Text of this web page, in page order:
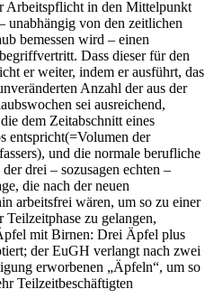
Arbeitspflicht in den Mittelpunkt
unabhängig von den zeitlichen
bemessen wird – einen
vertritt. Dass dieser für den
er weiter, indem er ausführt, das
Anzahl der aus der
sei ausreichend,
dem Zeitabschnitt eines
entspricht(=Volumen der
, und die normale berufliche
drei – sozusagen echten –
die nach der neuen
arbeitsfrei wären, um so zu einer
zu gelangen,
mit Birnen: Drei Äpfel plus
der EuGH verlangt nach zwei
erworbenen „Äpfeln“, um so
Teilzeitbeschäftigten